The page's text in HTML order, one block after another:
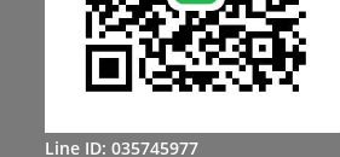
Line ID: 035745977